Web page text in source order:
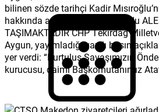
bilinen sözde tarihçi Kadir
hakkında açıklamalarda bulundu
TAŞIMAKTADIR CHP Tekirdağ
Aygun, yayımladığı yazılı basın
yer verdi: “Kurtuluş Savaşımızın
kurucusu, daimi Başkomutanımız